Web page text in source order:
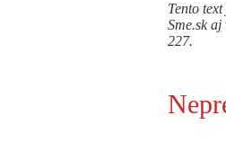
Tento
Sme.sk
227.